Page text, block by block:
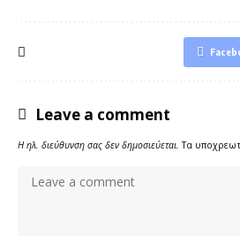
Leave a comment
Η ηλ. διεύθυνση σας δεν δημοσιεύεται. Τα